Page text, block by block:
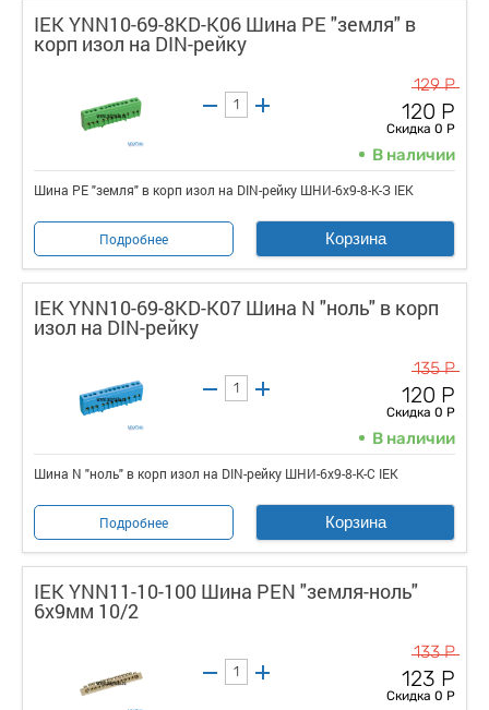
IEK YNN10-69-8KD-K06 Шина PE "земля" в
корп изол на DIN-рейку
129 Р
120 Р
Скидка 0 Р
В наличии
Шина PE "земля" в корп изол на DIN-рейку ШНИ-6х9-8-К-З IEK
Подробнее Корзина
IEK YNN10-69-8KD-K07 Шина N "ноль" в корп
изол на DIN-рейку
135 Р
120 Р
Скидка 0 Р
В наличии
Шина N "ноль" в корп изол на DIN-рейку ШНИ-6х9-8-К-С IEK
Подробнее Корзина
IEK YNN11-10-100 Шина PEN "земля-ноль"
6х9мм 10/2
133 Р
123 Р
Скидка 0 Р